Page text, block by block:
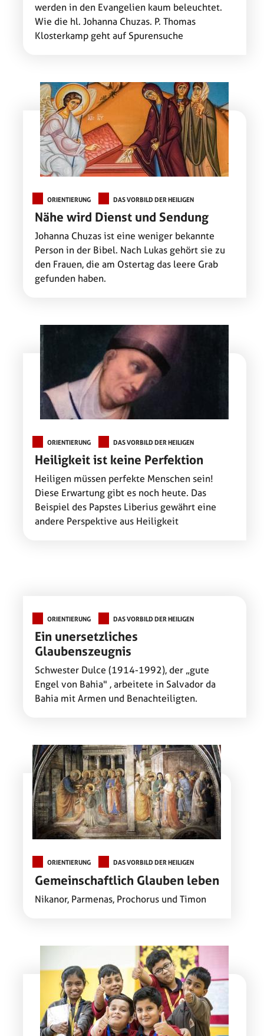
werden in den Evangelien kaum beleuchtet.
Wie die hl. Johanna Chuzas. P. Thomas
Klosterkamp geht auf Spurensuche
ORIENTIERUNG DAS VORBILD DER HEILIGEN
Nähe wird Dienst und Sendung
Johanna Chuzas ist eine weniger bekannte
Person in der Bibel. Nach Lukas gehört sie zu
den Frauen, die am Ostertag das leere Grab
gefunden haben.
ORIENTIERUNG DAS VORBILD DER HEILIGEN
Heiligkeit ist keine Perfektion
Heiligen müssen perfekte Menschen sein!
Diese Erwartung gibt es noch heute. Das
Beispiel des Papstes Liberius gewährt eine
andere Perspektive aus Heiligkeit
ORIENTIERUNG DAS VORBILD DER HEILIGEN
Ein unersetzliches
Glaubenszeugnis
Schwester Dulce (1914-1992), der „gute
Engel von Bahia" , arbeitete in Salvador da
Bahia mit Armen und Benachteiligten.
ORIENTIERUNG DAS VORBILD DER HEILIGEN
Gemeinschaftlich Glauben leben
Nikanor, Parmenas, Prochorus und Timon